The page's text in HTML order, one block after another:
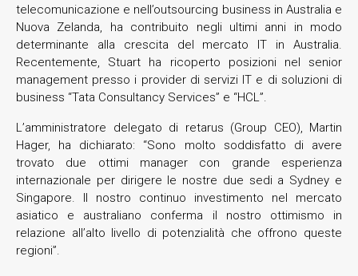
telecomunicazione e nell’outsourcing business in Australia e
Nuova Zelanda, ha contribuito negli ultimi anni in modo
determinante alla crescita del mercato IT in Australia.
Recentemente, Stuart ha ricoperto posizioni nel senior
management presso i provider di servizi IT e di soluzioni di
business “Tata Consultancy Services” e “HCL”.
L’amministratore delegato di retarus (Group CEO), Martin
Hager, ha dichiarato: “Sono molto soddisfatto di avere
trovato due ottimi manager con grande esperienza
internazionale per dirigere le nostre due sedi a Sydney e
Singapore. Il nostro continuo investimento nel mercato
asiatico e australiano conferma il nostro ottimismo in
relazione all’alto livello di potenzialità che offrono queste
regioni”.